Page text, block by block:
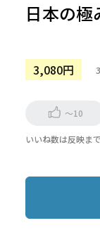
日本の極
3,080円
～10
いいね数は反映ま